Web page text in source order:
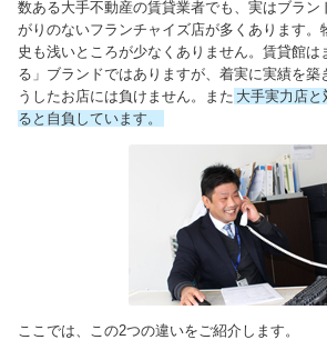
数ある大手不動産の賃貸業者でも、実はブラン
がりのないフランチャイズ店が多くあります。
史も浅いところが少なくありません。賃貸館は
る」ブランドではありますが、着実に実績を築
うしたお店には負けません。また 大手実力店
ると自負しています。
ここでは、この2つの違いをご紹介します。